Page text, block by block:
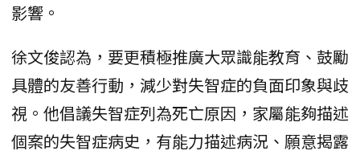
影響。
徐文俊認為，要更積極推廣大眾識能教育、鼓勵
具體的友善行動，減少對失智症的負面印象與歧
視。他倡議失智症列為死亡原因，家屬能夠描述
個案的失智症病史，有能力描述病況、願意揭露